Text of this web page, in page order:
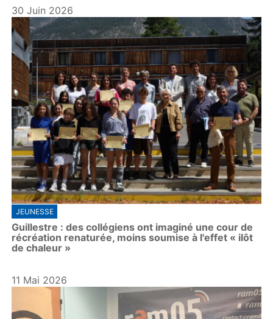
30 Juin 2026
JEUNESSE
Guillestre : des collégiens ont imaginé une cour de
récréation renaturée, moins soumise à l'effet « ilôt
de chaleur »
11 Mai 2026